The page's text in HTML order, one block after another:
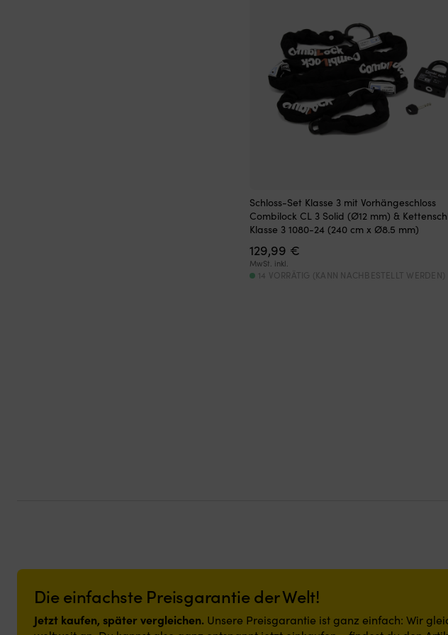
Schloss-Set Klasse 3 mit Vorhängeschloss
Combilock CL 3 Solid (Ø12 mm) &
Klasse 3 1080-24 (240 cm x Ø8.5 mm)
129,99 €
MwSt. inkl.
14 VORRÄTIG (KANN NACHBESTELLT WERDEN)
Die einfachste Preisgarantie der Welt!
Jetzt kaufen, später vergleichen. Unsere Preisgarantie ist ganz einfach: Wir